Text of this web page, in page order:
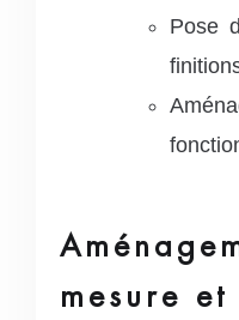
Pose
mesure